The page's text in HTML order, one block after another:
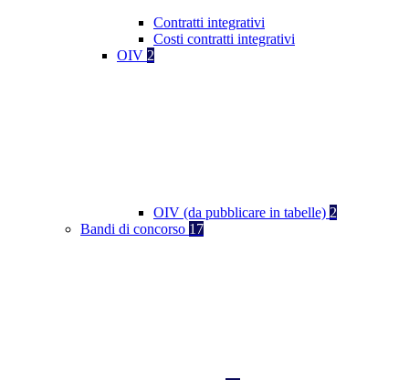
Contratti integrativi
Costi contratti integrativi
OIV 2
OIV (da pubblicare in tabelle) 2
Bandi di concorso 17